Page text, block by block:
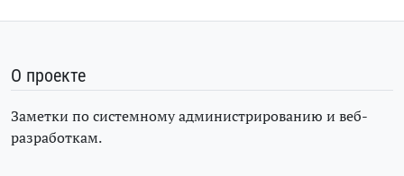
О проекте
Заметки по системному администрированию и веб-
разработкам.